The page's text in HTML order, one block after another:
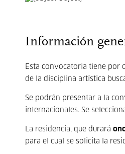
Información
Esta convocatoria tiene por
de la disciplina artística
Se podrán presentar a la
internacionales. Se
La residencia, que durará
para el cual se solicita la